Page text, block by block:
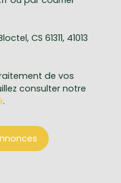
CS 61311, 41013
de vos
consulter notre
.